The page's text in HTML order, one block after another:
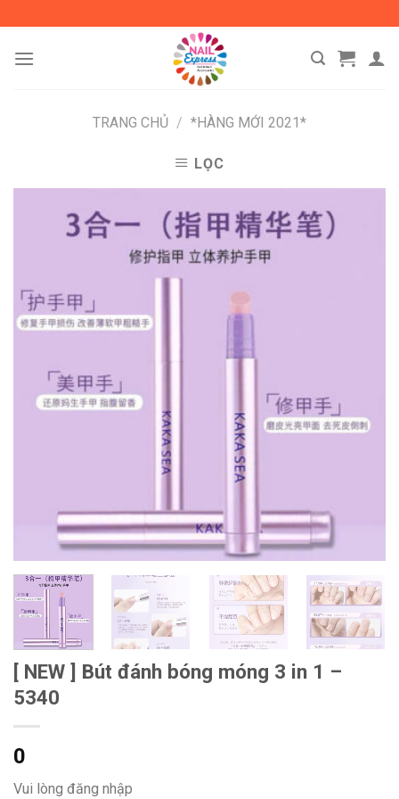
content
TRANG CHỦ / *HÀNG MỚI 2021*
LỌC
[ NEW ] Bút đánh bóng móng 3 in 1 –
5340
0
Vui lòng đăng nhập